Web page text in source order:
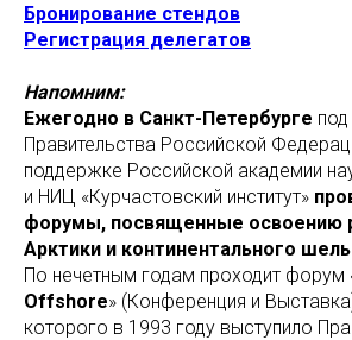
Бронирование стендов
Регистрация делегатов
Напомним:
Ежегодно в Санкт-Петербурге
Правительства Российской
поддержке Российской академии
и НИЦ «Курчастовский институт»
форумы, посвященные освоению
Арктики и континентального
По нечетным годам проходит форум
Offshore» (Конференция и
которого в 1993 году выступило